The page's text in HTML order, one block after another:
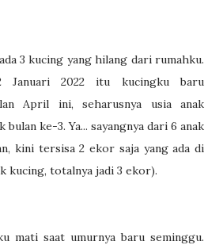
3 kucing yang hilang dari rumahku.
Januari 2022 itu kucingku baru
April ini, seharusnya usia anak
bulan ke-3. Ya... sayangnya dari 6 anak
kini tersisa 2 ekor saja yang ada di
kucing, totalnya jadi 3 ekor).
mati saat umurnya baru seminggu.